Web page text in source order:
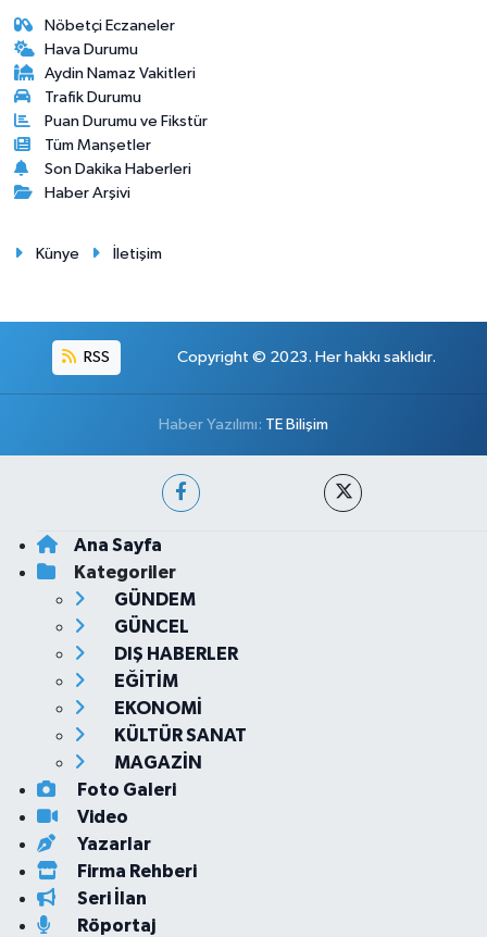
Nöbetçi Eczaneler
Hava Durumu
Aydin Namaz Vakitleri
Trafik Durumu
Puan Durumu ve Fikstür
Tüm Manşetler
Son Dakika Haberleri
Haber Arşivi
Künye İletişim
RSS Copyright © 2023. Her hakkı saklıdır.
Haber Yazılımı: TE Bilişim
Ana Sayfa
Kategoriler
GÜNDEM
GÜNCEL
DIŞ HABERLER
EĞİTİM
EKONOMİ
KÜLTÜR SANAT
MAGAZİN
Foto Galeri
Video
Yazarlar
Firma Rehberi
Seri İlan
Röportaj